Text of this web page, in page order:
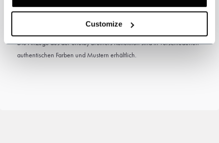
Customize
Inspiriert von den Peaky Blinders
Die Anzüge aus der Shelby Brothers Kollektion sind in verschiedenen
authentischen Farben und Mustern erhältlich.